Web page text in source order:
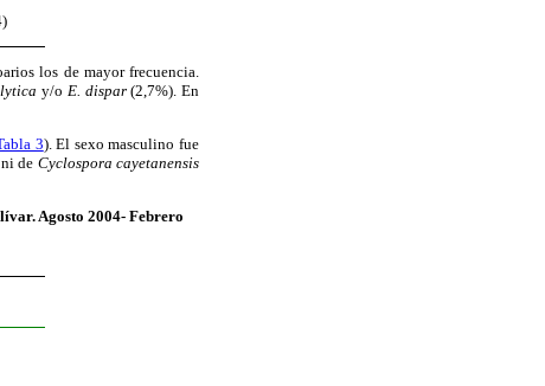
los de mayor frecuencia.
y/o E. dispar(2,7%). En
3). El sexo masculino fue
de Cyclospora cayetanensis
Agosto 2004- Febrero